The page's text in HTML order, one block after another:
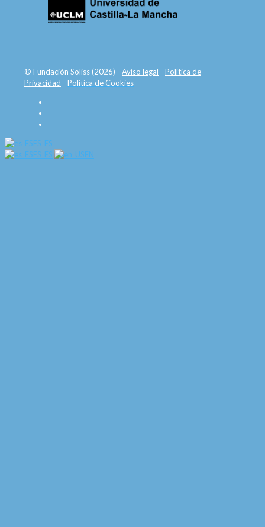
© Fundación Soliss (2026) - Aviso legal - Política de
Privacidad - Política de Cookies
ES_ES
ES_ES
EN